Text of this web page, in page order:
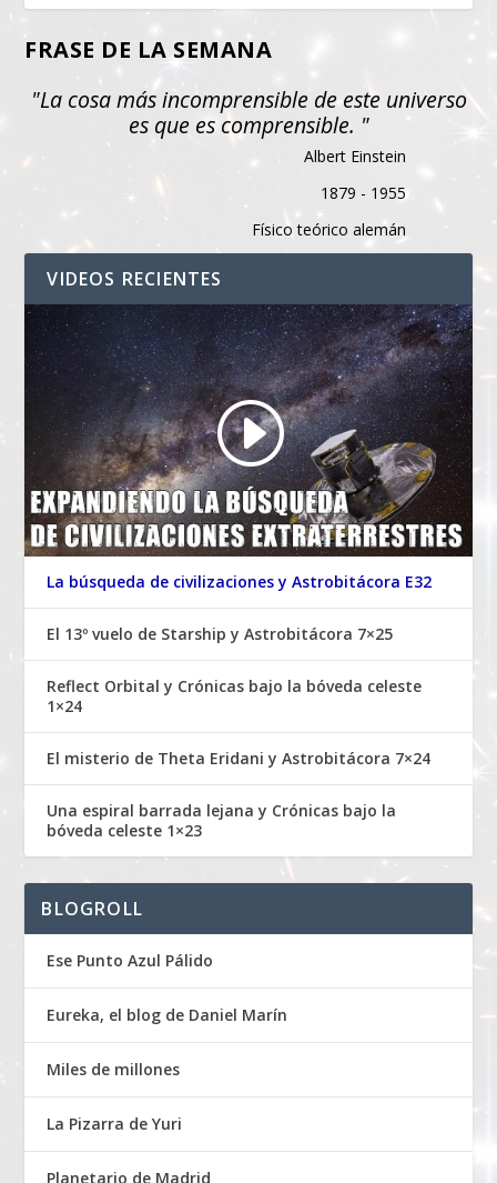
FRASE DE LA SEMANA
"La cosa más incomprensible de este universo
es que es comprensible. "
Albert Einstein
1879 - 1955
Físico teórico alemán
VIDEOS RECIENTES
La búsqueda de civilizaciones y Astrobitácora E32
El 13º vuelo de Starship y Astrobitácora 7×25
Reflect Orbital y Crónicas bajo la bóveda celeste
1×24
El misterio de Theta Eridani y Astrobitácora 7×24
Una espiral barrada lejana y Crónicas bajo la
bóveda celeste 1×23
BLOGROLL
Ese Punto Azul Pálido
Eureka, el blog de Daniel Marín
Miles de millones
La Pizarra de Yuri
Planetario de Madrid